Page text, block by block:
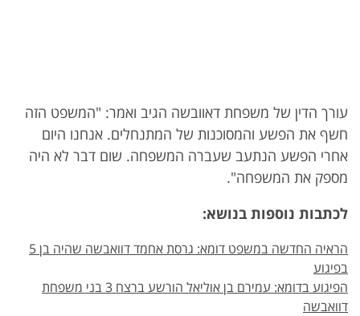
עורך הדין של משפחת דאוובשה הגיב ואמר: "המשפט הזה
חשף את הפשע והמסוכנות של המתנחלים. אנחנו היום
אחרי הפשע הנתעב שעברה המשפחה. שום דבר לא היה
מספק את המשפחה".
לכתבות נוספות בנושא:
הראיה החדשה במשפט דומא: גרסת אחמד דוואבשה שהיה בן 5
בפיגוע
הפיגוע בדומא: עמירם בן אוליאל הורשע ברצח 3 בני משפחת
דוואבשה